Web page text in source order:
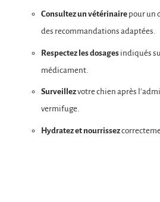
Consultez un vétérinaire pour un
des recommandations adaptées.
Respectez les dosages indiqués
médicament.
Surveillezvotre chien après
vermifuge.
Hydratez et nourrissez